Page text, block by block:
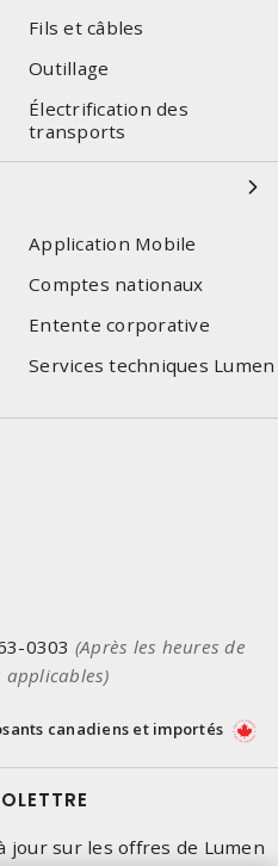
Fils et câbles
Outillage
Électrification des
transports
Application Mobile
Comptes nationaux
Entente corporative
Services techniques Lumen
0303 (Après les heures de
applicables)
canadiens et importés
jour sur les offres de Lumen